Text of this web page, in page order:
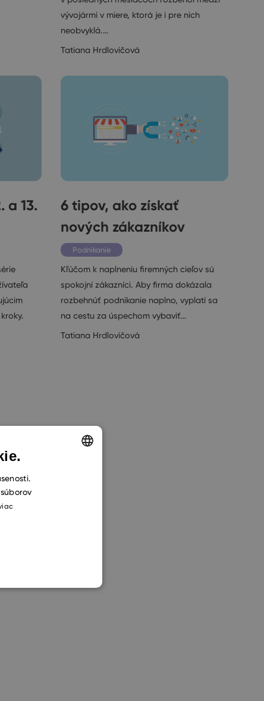
vývojármi v miere, ktorá je i pre nich
neobvyklá.…
Tatiana Hrdlovičová
a 13.
6 tipov, ako získať
nových zákazníkov
Podnikanie
Kľúčom k naplneniu firemných cieľov sú
spokojní zákazníci. Aby firma dokázala
rozbehnúť podnikanie naplno, vyplatí sa
na cestu za úspechom vybaviť…
Tatiana Hrdlovičová